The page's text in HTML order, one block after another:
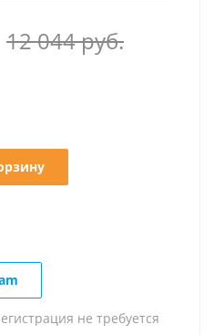
12 044руб.
не требуется